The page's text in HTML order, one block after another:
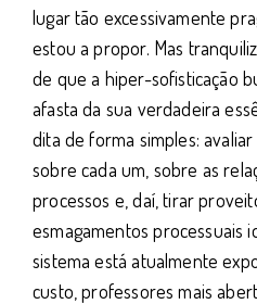
lugar tão excessivamente
estou a propor. Mas
de que a hiper-sofisticação
afasta da sua verdadeira
dita de forma simples:
sobre cada um, sobre as
processos e, daí, tirar
esmagamentos processuais
sistema está atualmente
custo, professores mais